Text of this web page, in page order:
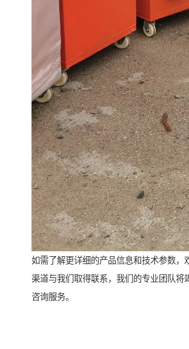
如需了解更详细的产品信息和技术参数，
渠道与我们取得联系，我们的专业团队将
咨询服务。